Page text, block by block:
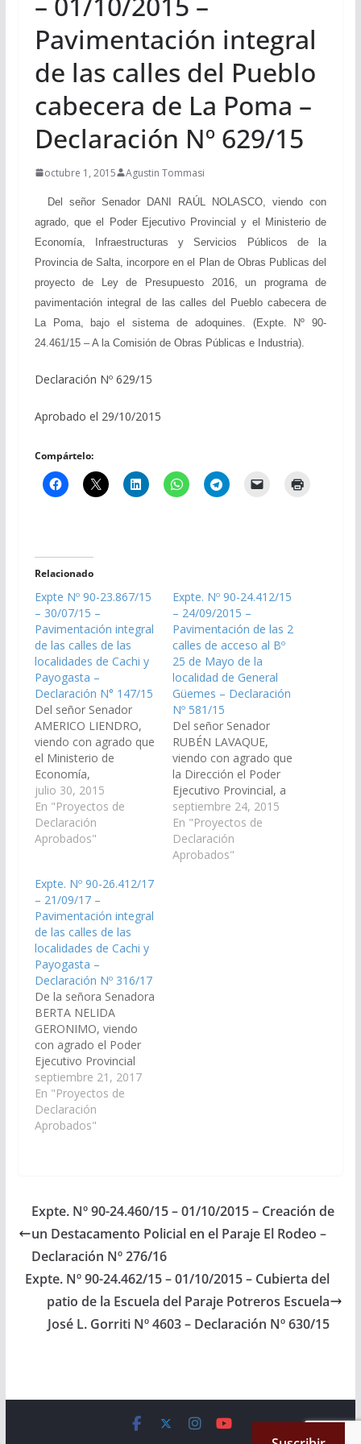
Pavimentación integral
de las calles del Pueblo
cabecera de La Poma –
Declaración Nº 629/15
octubre 1, 2015 Agustin Tommasi
Del señor Senador DANI RAÚL NOLASCO, viendo con
agrado, que el Poder Ejecutivo Provincial y el Ministerio de
Economía, Infraestructuras y Servicios Públicos de la
Provincia de Salta, incorpore en el Plan de Obras Publicas del
proyecto de Ley de Presupuesto 2016, un programa de
pavimentación integral de las calles del Pueblo cabecera de
La Poma, bajo el sistema de adoquines. (Expte. Nº 90-
24.461/15 – A la Comisión de Obras Públicas e Industria).
Declaración Nº 629/15
Aprobado el 29/10/2015
Compártelo:
Relacionado
Expte Nº 90-23.867/15
– 30/07/15 –
Pavimentación integral
de las calles de las
localidades de Cachi y
Payogasta –
Declaración N° 147/15
Del señor Senador
AMERICO LIENDRO,
viendo con agrado que
el Ministerio de
Economía,
Infraestructura y
Servicios Públicos de la
Provincia de Salta,
incorpore en el Plan de
Presupuesto 2016, un
programa de
pavimentación integral
de las calles de las
localidades de Cachi
y…
julio 30, 2015
En "Proyectos de
Declaración
Aprobados"
Expte. Nº 90-24.412/15
– 24/09/2015 –
Pavimentación de las 2
calles de acceso al Bº
25 de Mayo de la
localidad de General
Güemes – Declaración
Nº 581/15
Del señor Senador
RUBÉN LAVAQUE,
viendo con agrado que
la Dirección el Poder
Ejecutivo Provincial, a
través de la Secretaria
de Obras Publicas del
Ministerio de
Economía,
septiembre 24, 2015
En "Proyectos de
Declaración
Aprobados"
Expte. Nº 90-26.412/17
– 21/09/17 –
Pavimentación integral
de las calles de las
localidades de Cachi y
Payogasta –
Declaración Nº 316/17
De la señora Senadora
BERTA NELIDA
GERONIMO, viendo
con agrado el Poder
Ejecutivo Provincial
incorpore en el plan de
obras públicas del
proyecto de ley de
presupuesto 2018 un
Payogasta bajo el
sistema de adoquines
y que…
septiembre 21, 2017
En "Proyectos de
Declaración
Aprobados"
Expte. Nº 90-24.460/15 – 01/10/2015 – Creación de
un Destacamento Policial en el Paraje El Rodeo –
Declaración Nº 276/16
Expte. Nº 90-24.462/15 – 01/10/2015 – Cubierta del
patio de la Escuela del Paraje Potreros Escuela
José L. Gorriti Nº 4603 – Declaración Nº 630/15